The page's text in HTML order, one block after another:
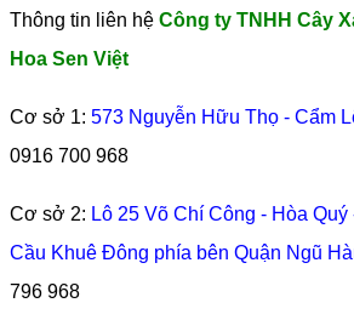
Thông tin liên hệ Công ty TNHH Cây
Hoa Sen Việt
Cơ sở 1: 573 Nguyễn Hữu Thọ - Cẩm
0916 700 968
Cơ sở 2: Lô 25 Võ Chí Công - Hòa
Cầu Khuê Đông phía bên Quận Ngũ
796 968